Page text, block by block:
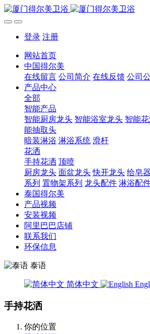
登录 注册
网站首页
中国得尔美
在线留言 公司简介 在线反馈 公司
产品中心
全部
智能产品
智能厨房龙头 智能浴室龙头 智能
能抽取头
暗装淋浴 淋浴系统 滑杆
花洒
手持花洒 顶喷
厨房龙头 面盆龙头 快开龙头 给皂器
系列 置物架系列 龙头配件 淋浴配
泰国得尔美
产品视频
安装视频
阿里巴巴店铺
联系我们
环保信息
泰语
简体中文
手持花洒
你的位置